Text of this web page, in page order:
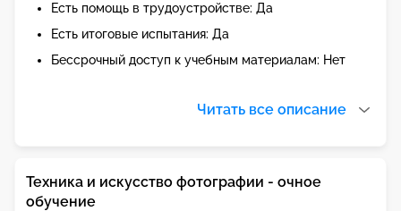
Есть помощь в трудоустройстве: Да
Есть итоговые испытания: Да
Бессрочный доступ к учебным материалам: Нет
Читать все описание
Техника и искусство фотографии - очное
обучение